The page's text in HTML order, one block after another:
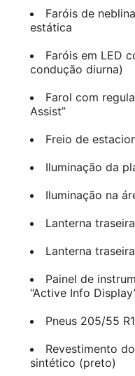
Faróis de
estática
Faróis em LED
condução diurna)
Farol com
Assist”
Freio de
Iluminação da
Iluminação na
Lanterna
Lanterna
Painel de
“Active Info
Pneus 205/55
Revestimento
sintético (preto)